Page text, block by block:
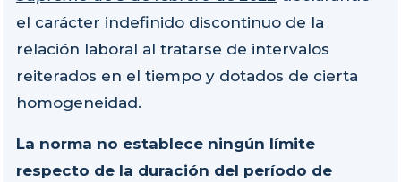
el carácter indefinido discontinuo de la
relación laboral al tratarse de intervalos
reiterados en el tiempo y dotados de cierta
homogeneidad.
La norma no establece ningún límite
respecto de la duración del período de